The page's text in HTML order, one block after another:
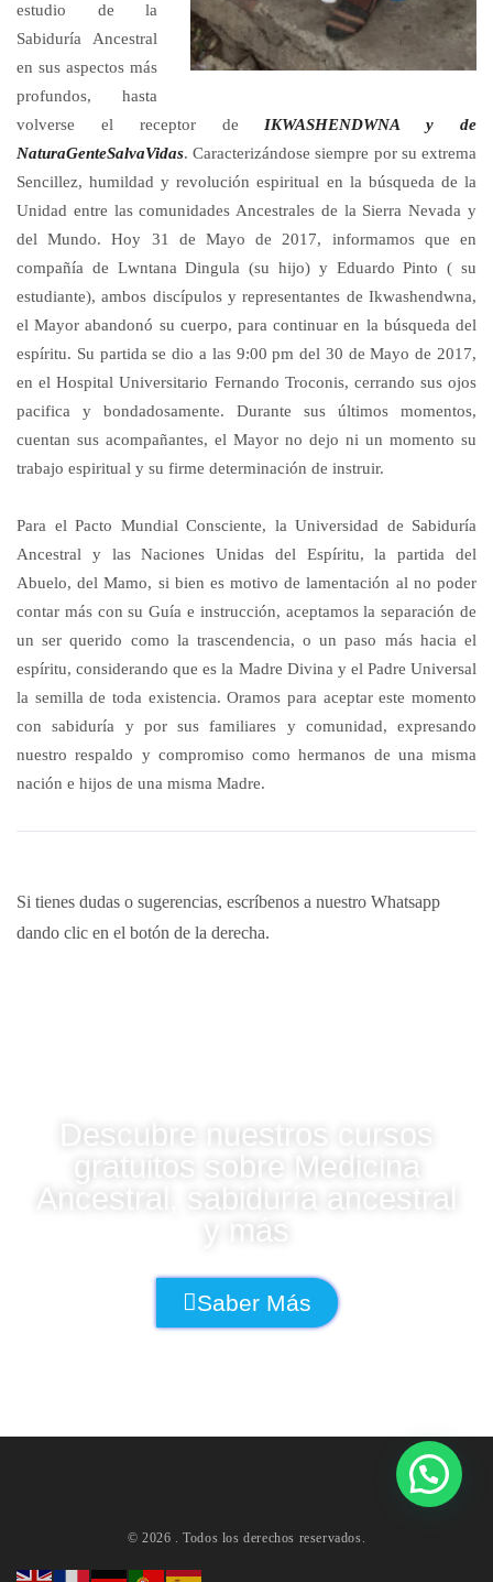
estudio de la
Sabiduría Ancestral
en sus aspectos más
profundos, hasta
volverse el receptor de IKWASHENDWNA y de
NaturaGenteSalvaVidas. Caracterizándose siempre por su extrema
Sencillez, humildad y revolución espiritual en la búsqueda de la
Unidad entre las comunidades Ancestrales de la Sierra Nevada y
del Mundo. Hoy 31 de Mayo de 2017, informamos que en
compañía de Lwntana Dingula (su hijo) y Eduardo Pinto ( su
estudiante), ambos discípulos y representantes de Ikwashendwna,
el Mayor abandonó su cuerpo, para continuar en la búsqueda del
espíritu. Su partida se dio a las 9:00 pm del 30 de Mayo de 2017,
en el Hospital Universitario Fernando Troconis, cerrando sus ojos
pacifica y bondadosamente. Durante sus últimos momentos,
cuentan sus acompañantes, el Mayor no dejo ni un momento su
trabajo espiritual y su firme determinación de instruir.
Para el Pacto Mundial Consciente, la Universidad de Sabiduría
Ancestral y las Naciones Unidas del Espíritu, la partida del
Abuelo, del Mamo, si bien es motivo de lamentación al no poder
contar más con su Guía e instrucción, aceptamos la separación de
un ser querido como la trascendencia, o un paso más hacia el
espíritu, considerando que es la Madre Divina y el Padre Universal
la semilla de toda existencia. Oramos para aceptar este momento
con sabiduría y por sus familiares y comunidad, expresando
nuestro respaldo y compromiso como hermanos de una misma
nación e hijos de una misma Madre.
Si tienes dudas o sugerencias, escríbenos a nuestro Whatsapp
dando clic en el botón de la derecha.
Descubre nuestros cursos
gratuitos sobre Medicina
Ancestral, sabiduría ancestral
y más
Saber Más
© 2026 . Todos los derechos reservados.